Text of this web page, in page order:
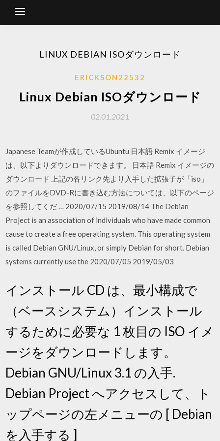
LINUX DEBIAN ISOダウンロード
ERICKSON22532
Linux Debian ISOダウンロード
02.01.2021
Japanese Teamが作成しているUbuntu 日本語 Remix イメージ
は、以下よりダウンロードできます。 日本語 Remix イメージの
ダウンロード 上記の各リンク先より入手した拡張子が「iso」
のファイルをDVD-Rに書き込む方法については、以下のページ
を参照してくだ … 2020/07/15 2019/08/14 The Debian
Project is an association of individuals who have made common
cause to create a free operating system. This operating system
is called Debian GNU/Linux, or simply Debian for short. Debian
systems currently use the 2020/07/05 2019/05/03
インストール CD は、最小構成で
（ベースシステム）インストール
するために必要な 1 枚目の ISO イメ
ージをダウンロードします。
Debian GNU/Linux 3.1 の入手.
Debian Project へアクセスして、ト
ップページの左メニューの [ Debian
を入手する ]